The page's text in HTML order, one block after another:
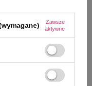
zł 34,27 zł / kg
- +
Do koszyka
Zawsze
aktywne